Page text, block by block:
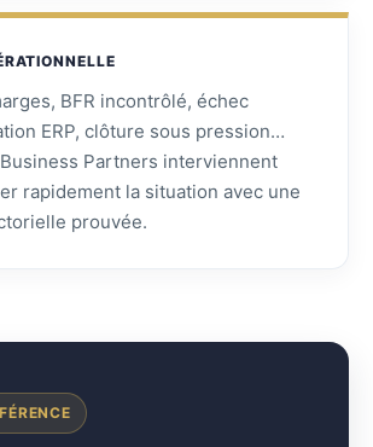
BFR incontrôlé, échec
ERP, clôture sous pression…
Partners interviennent
rapidement la situation avec une
prouvée.